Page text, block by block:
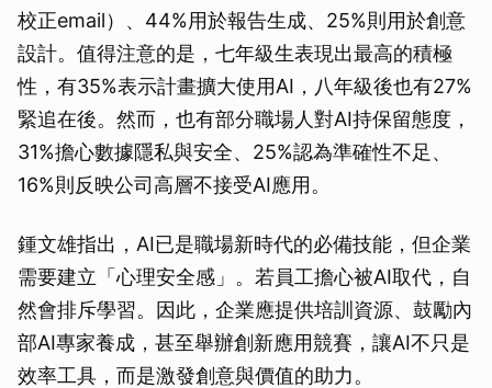
校正email）、44%用於報告生成、25%則用於創意
設計。值得注意的是，七年級生表現出最高的積極
性，有35%表示計畫擴大使用AI，八年級後也有27%
緊追在後。然而，也有部分職場人對AI持保留態度，
31%擔心數據隱私與安全、25%認為準確性不足、
16%則反映公司高層不接受AI應用。
鍾文雄指出，AI已是職場新時代的必備技能，但企業
需要建立「心理安全感」。若員工擔心被AI取代，自
然會排斥學習。因此，企業應提供培訓資源、鼓勵內
部AI專家養成，甚至舉辦創新應用競賽，讓AI不只是
效率工具，而是激發創意與價值的助力。